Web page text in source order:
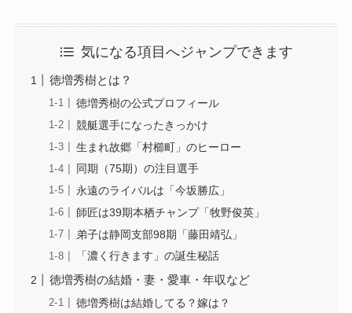
気になる項目へジャンプできます
徳増秀樹とは？
徳増秀樹の公式プロフィール
競艇選手になったきっかけ
生まれ故郷「村櫛町」のヒーロー
同期（75期）の注目選手
永遠のライバルは「今坂勝広」
師匠は39期本栖チャンプ「牧野俊英」
弟子は静岡支部98期「藤田靖弘」
「濃く行きます」の誕生秘話
徳増秀樹の結婚・妻・愛車・年収など
徳増秀樹は結婚してる？嫁は？